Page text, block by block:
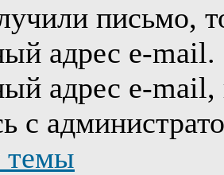
письмо,
адрес e-
адрес e-
с
темы